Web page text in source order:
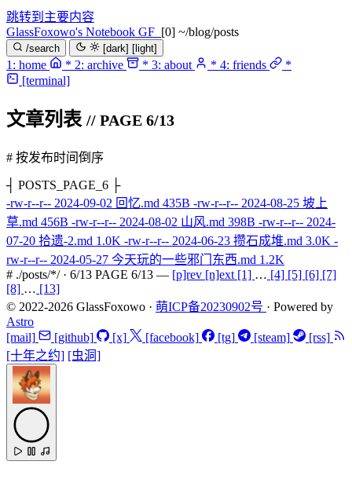
跳转到主要内容
GlassFoxowo's Notebook GF [0] ~/blog/posts
/search [dark] [light]
1: home * 2: archive * 3: about * 4: friends
*
[terminal]
文章列表 // PAGE 6/13
# 按发布时间倒序
┤ POSTS_PAGE_6 ├
-rw-r--r-- 2024-09-02 回忆.md 435B -rw-r--r-- 2024-08-25 坡上
草.md 456B -rw-r--r-- 2024-08-02 山风.md 398B -rw-r--r-- 2024-
07-20 拾遗-2.md 1.0K -rw-r--r-- 2024-06-23 攒石成堆.md 3.0K -
rw-r--r-- 2024-05-27 今天玩的一些邪门东西.md 1.2K
# ./posts/*/ · 6/13 PAGE 6/13 — [p]rev [n]ext [1] … [4] [5] [6] [7]
[8] … [13]
© 2022-2026 GlassFoxowo · 萌ICP备20230902号 · Powered by
Astro
[mail]
[github] [x] [facebook] [tg] [steam]
[rss]
[十年之约] [虫洞]